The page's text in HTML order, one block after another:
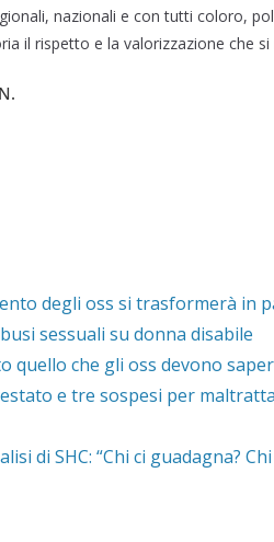
nazionali e con tutti coloro,
il rispetto e la valorizzazione che si
degli oss si trasformerà in
sessuali su donna disabile
quello che gli oss devono
e tre sospesi per
di SHC: “Chi ci guadagna?